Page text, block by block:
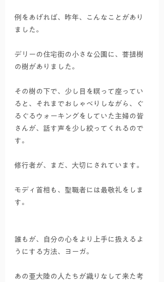
例をあげれば、昨年、こんなことがあり
ました。
デリーの住宅街の小さな公園に、菩提樹
の樹がありました。
その樹の下で、少し目を瞑って座ってい
ると、それまでおしゃべりしながら、ぐ
るぐるウォーキングをしていた主婦の皆
さんが、話す声を少し絞ってくれるので
す。
修行者が、まだ、大切にされています。
モディ首相も、聖職者には最敬礼をしま
す。
誰もが、自分の心をより上手に扱えるよ
うにする方法、ヨーガ。
あの亜大陸の人たちが織りなして来た考